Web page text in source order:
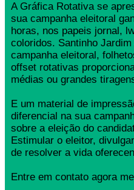
A Gráfica Rotativa se
sua campanha eleitoral
horas, nos papeis jornal,
coloridos. Santinho
campanha eleitoral,
offset rotativas
médias ou grandes
E um material de
diferencial na sua
sobre a eleição do
Estimular o eleitor,
de resolver a vida
Entre em contato agora